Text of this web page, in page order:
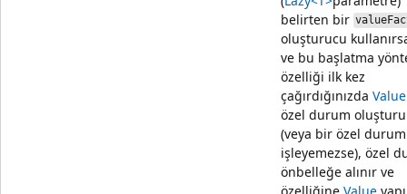
belirten bir
oluşturucu
ve bu başlatma
özelliği ilk kez
çağırdığınızda Value
özel durum
(veya bir özel
işleyemezse), özel
önbelleğe alınır ve
özelliğine Value